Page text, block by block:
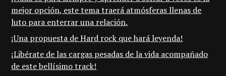
mejor opción, este tema traerá atmósferas llenas de
luto para enterrar una relación.
¡Una propuesta de Hard rock que hará leyenda!
¡Libérate de las cargas pesadas de la vida acompañado
de este bellísimo track!